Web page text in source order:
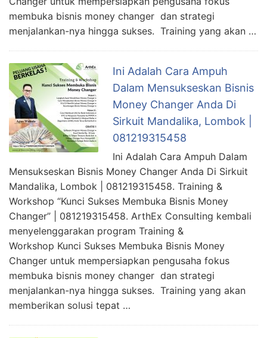
membuka bisnis money changer dan strategi
menjalankan-nya hingga sukses. Training yang akan …
Ini Adalah Cara Ampuh
Dalam Mensukseskan Bisnis
Money Changer Anda Di
Sirkuit Mandalika, Lombok |
081219315458
Ini Adalah Cara Ampuh Dalam
Mensukseskan Bisnis Money Changer Anda Di Sirkuit
Mandalika, Lombok | 081219315458. Training &
Workshop “Kunci Sukses Membuka Bisnis Money
Changer” | 081219315458. ArthEx Consulting kembali
menyelenggarakan program Training &
Workshop Kunci Sukses Membuka Bisnis Money
Changer untuk mempersiapkan pengusaha fokus
membuka bisnis money changer dan strategi
menjalankan-nya hingga sukses. Training yang akan
memberikan solusi tepat …